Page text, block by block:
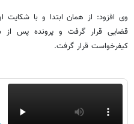
وی افزود: از همان ابتدا و با شکایت
قضایی قرار گرفت و پرونده پس از
کیفرخواست قرار گرفت.